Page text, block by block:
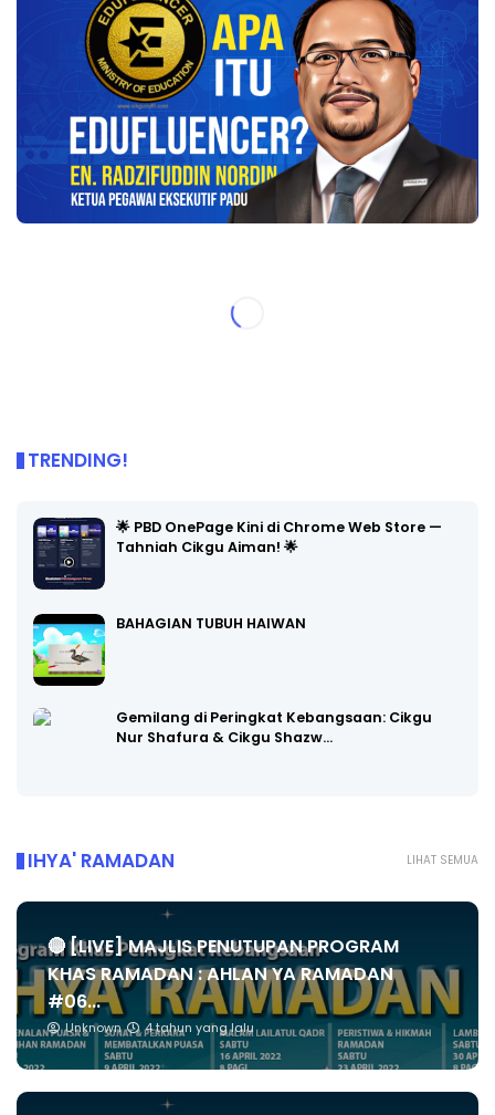
TRENDING!
🌟 PBD OnePage Kini di Chrome Web Store —
Tahniah Cikgu Aiman! 🌟
BAHAGIAN TUBUH HAIWAN
Gemilang di Peringkat Kebangsaan: Cikgu
Nur Shafura & Cikgu Shazw…
LIHAT SEMUA
IHYA' RAMADAN
🔴 [LIVE] MAJLIS PENUTUPAN PROGRAM
KHAS RAMADAN : AHLAN YA RAMADAN
#06...
Unknown 4 tahun yang lalu